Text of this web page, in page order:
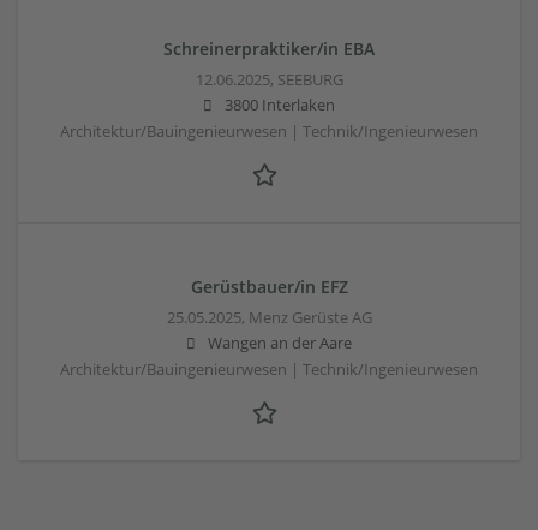
Schreinerpraktiker/in EBA
12.06.2025, SEEBURG
3800 Interlaken
Architektur/Bauingenieurwesen | Technik/Ingenieurwesen
Gerüstbauer/in EFZ
25.05.2025, Menz Gerüste AG
Wangen an der Aare
Architektur/Bauingenieurwesen | Technik/Ingenieurwesen